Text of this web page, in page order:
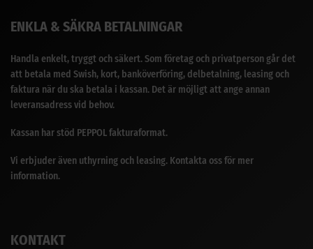
ENKLA & SÄKRA BETALNINGAR
Handla enkelt, tryggt och säkert. Som företag och privatperson går det
att betala med Swish, kort, banköverföring, delbetalning, leasing och
faktura när du ska betala i kassan. Det är möjligt att ange annan
leveransadress vid behov.
Kassan har stöd PEPPOL fakturaformat.
Vi erbjuder även uthyrning och leasing. Kontakta oss för mer
information.
KONTAKT